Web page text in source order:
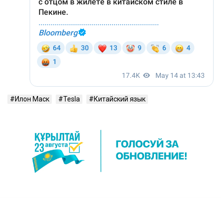
Илон Маск Tesla Китайский язык